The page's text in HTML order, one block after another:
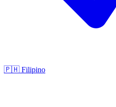
🇵🇭 Filipino